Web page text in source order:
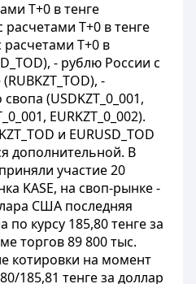
Т+0 в тенге
расчетами Т+0 в тенге
расчетами Т+0 в
- рублю России с
-
(USDKZT_0_001,
EURKZT_0_002).
и EURUSD_TOD
дополнительной. В
участие 20
KASE, на своп-рынке -
США последняя
по курсу 185,80 тенге за
торгов 89 800 тыс.
котировки на момент
185,81 тенге за доллар